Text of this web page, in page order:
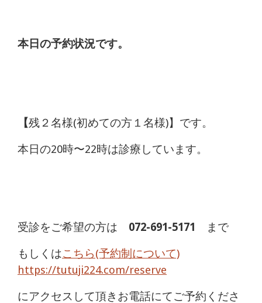
本日の予約状況です。
【残２名様(初めての方１名様)】です。
本日の20時〜22時は診療しています。
受診をご希望の方は 072-691-5171 まで
もしくはこちら(予約制について)
https://tutuji224.com/reserve
にアクセスして頂きお電話にてご予約くださ